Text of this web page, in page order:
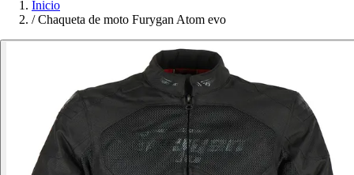
Inicio
/ Chaqueta de moto Furygan Atom evo